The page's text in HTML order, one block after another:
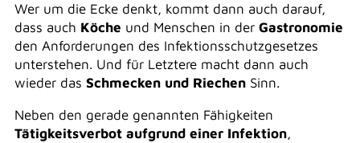
Wer um die Ecke denkt, kommt dann auch darauf,
dass auch Köche und Menschen in der Gastronomie
den Anforderungen des Infektionsschutzgesetzes
unterstehen. Und für Letztere macht dann auch
wieder das Schmecken und RiechenSinn.
Neben den gerade genannten Fähigkeiten
Tätigkeitsverbot aufgrund einer Infektion,